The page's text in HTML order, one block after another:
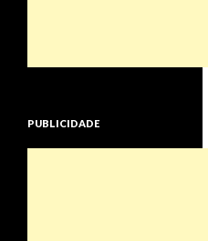
PUBLICIDADE